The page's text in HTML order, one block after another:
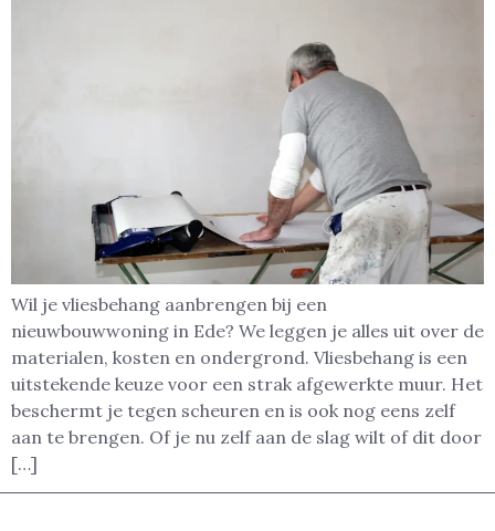
Wil je vliesbehang aanbrengen bij een
nieuwbouwwoning in Ede? We leggen je alles uit over de
materialen, kosten en ondergrond. Vliesbehang is een
uitstekende keuze voor een strak afgewerkte muur. Het
beschermt je tegen scheuren en is ook nog eens zelf
aan te brengen. Of je nu zelf aan de slag wilt of dit door
[…]